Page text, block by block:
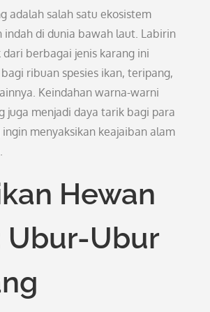
adalah salah satu ekosistem
indah di dunia bawah laut. Labirin
berbagai jenis karang ini
ribuan spesies ikan, teripang,
Keindahan warna-warni
juga menjadi daya tarik bagi para
menyaksikan keajaiban alam
Hewan
Ubur-Ubur